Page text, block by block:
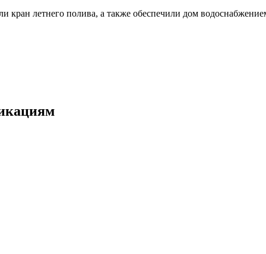
летнего полива, а также обеспечили дом